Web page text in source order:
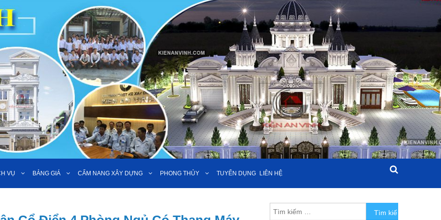
VỤ BẢNG GIÁ CẨM NANG XÂY DỰNG PHONG THỦY TUYỂN DỤNG LIÊN HỆ
Tìm kiếm cho: